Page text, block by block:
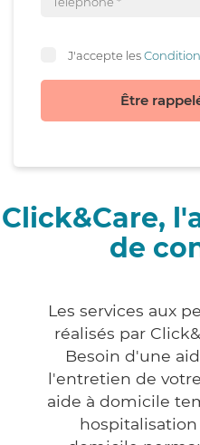
J'accepte les
Être
Click&Care,
de
Les services aux
réalisés par
Besoin d'une
l'entretien de
aide à domicile